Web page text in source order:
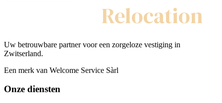
Relocation
Uw betrouwbare partner voor een zorgeloze vestiging in
Zwitserland.
Een merk van Welcome Service Sàrl
Onze diensten